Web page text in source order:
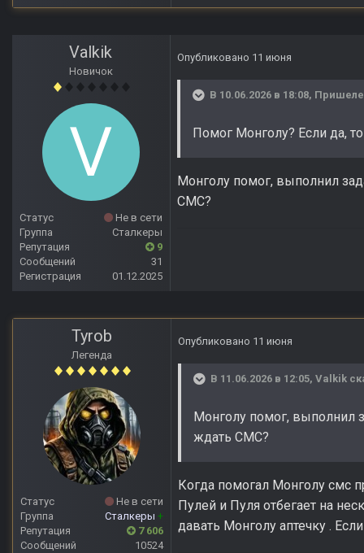
Valkik
Новичок
Статус
Не в сети
Группа
Сталкеры
Репутация
9
Сообщений
31
Регистрация
01.12.2025
Опубликовано 11 июня
В 10.06.2026 в 18:08,
Помог Монголу? Если да,
Монголу помог, выполнил
СМС?
Tyrob
Легенда
Статус
Не в сети
Группа
Сталкеры +
Репутация
7 606
Сообщений
10524
Опубликовано 11 июня
В 11.06.2026 в 12:05, Valkik
Монголу помог, выполнил
ждать СМС?
Когда помогал Монголу смс
Пулей и Пуля отбегает на
давать Монголу аптечку .